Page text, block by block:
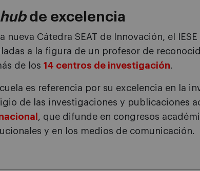
hubde excelencia
nueva Cátedra SEAT de Innovación, el IESE
a la figura de un profesor de
de los 14 centros de investigación.
es referencia por su excelencia en la
de las investigaciones y publicaciones
, que difunde en congresos
y en los medios de comunicación.